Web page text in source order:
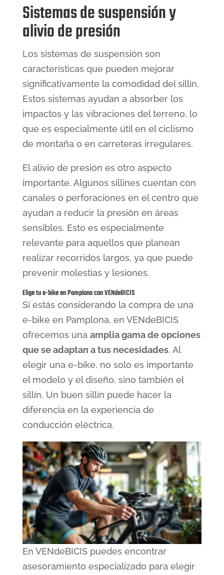
Sistemas de suspensión y
alivio de presión
Los sistemas de suspensión son
características que pueden mejorar
significativamente la comodidad del sillín.
Estos sistemas ayudan a absorber los
impactos y las vibraciones del terreno, lo
que es especialmente útil en el ciclismo
de montaña o en carreteras irregulares.
El alivio de presión es otro aspecto
importante. Algunos sillines cuentan con
canales o perforaciones en el centro que
ayudan a reducir la presión en áreas
sensibles. Esto es especialmente
relevante para aquellos que planean
realizar recorridos largos, ya que puede
prevenir molestias y lesiones.
Elige tu e-bike en Pamplona con VENdeBICIS
Si estás considerando la compra de una
e-bike en Pamplona, en VENdeBICIS
ofrecemos una amplia gama de opciones
que se adaptan a tus necesidades. Al
elegir una e-bike, no solo es importante
el modelo y el diseño, sino también el
sillín. Un buen sillín puede hacer la
diferencia en la experiencia de
conducción eléctrica.
En VENdeBICIS puedes encontrar
asesoramiento especializado para elegir